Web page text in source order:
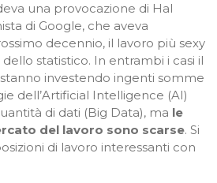
una provocazione di Hal
di Google, che aveva
decennio, il lavoro più sexy
statistico. In entrambi i casi il
investendo ingenti somme
dell’Artificial Intelligence (AI)
di dati (Big Data), ma le
del lavoro sono scarse. Si
di lavoro interessanti con